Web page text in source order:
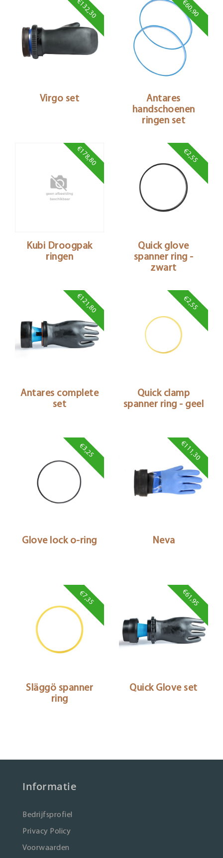
€132,30
Virgo set
€60,90
Antares
handschoenen
ringen set
€178,80
Kubi Droogpak
ringen
€2,55
Quick glove
spanner ring -
zwart
€121,80
Antares complete
set
€2,55
Quick clamp
spanner ring - geel
€3,25
Glove lock o-ring
€111,30
Neva
€7,35
Släggö spanner
ring
€61,95
Quick Glove set
Informatie
Bedrijfsprofiel
Privacy Policy
Voorwaarden